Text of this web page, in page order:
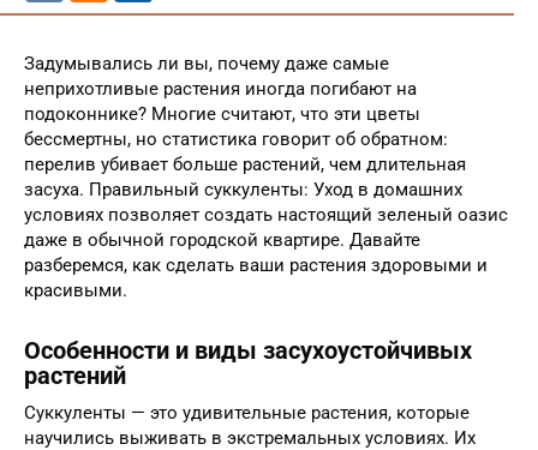
Задумывались ли вы, почему даже самые
неприхотливые растения иногда погибают на
подоконнике? Многие считают, что эти цветы
бессмертны, но статистика говорит об обратном:
перелив убивает больше растений, чем длительная
засуха. Правильный суккуленты: Уход в домашних
условиях позволяет создать настоящий зеленый оазис
даже в обычной городской квартире. Давайте
разберемся, как сделать ваши растения здоровыми и
красивыми.
Особенности и виды засухоустойчивых
растений
Суккуленты — это удивительные растения, которые
научились выживать в экстремальных условиях. Их